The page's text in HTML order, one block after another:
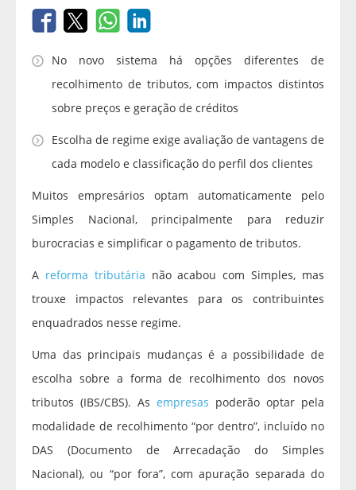
No novo sistema há opções diferentes de
recolhimento de tributos, com impactos distintos
sobre preços e geração de créditos
Escolha de regime exige avaliação de vantagens de
cada modelo e classificação do perfil dos clientes
Muitos empresários optam automaticamente pelo
Simples Nacional, principalmente para reduzir
burocracias e simplificar o pagamento de tributos.
A reforma tributária não acabou com Simples, mas
trouxe impactos relevantes para os contribuintes
enquadrados nesse regime.
Uma das principais mudanças é a possibilidade de
escolha sobre a forma de recolhimento dos novos
tributos (IBS/CBS). As empresas poderão optar pela
modalidade de recolhimento “por dentro”, incluído no
DAS (Documento de Arrecadação do Simples
Nacional), ou “por fora”, com apuração separada do